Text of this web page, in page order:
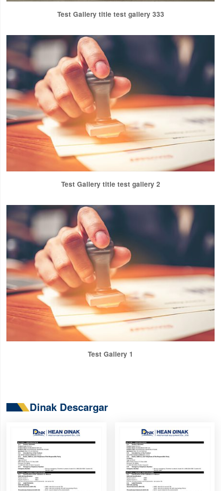
Test Gallery title test gallery 333
Test Gallery title test gallery 2
Test Gallery 1
Dinak Descargar